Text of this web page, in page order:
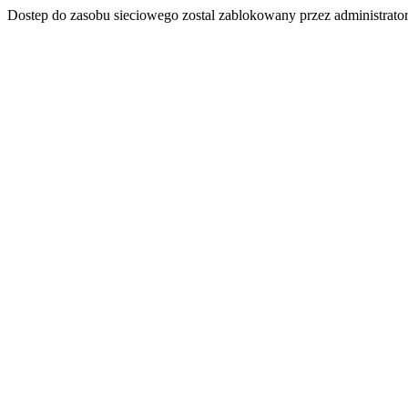
Dostep do zasobu sieciowego zostal zablokowany przez